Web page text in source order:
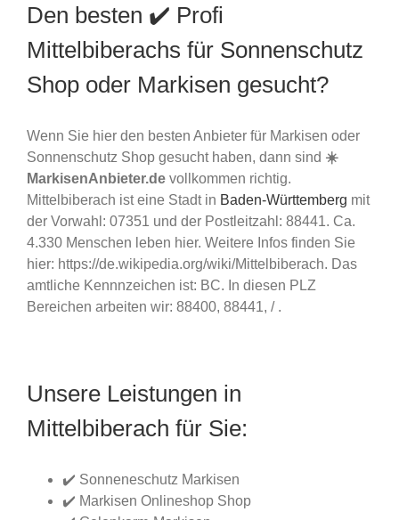
Den besten ✔️ Profi
Mittelbiberachs für Sonnenschutz
Shop oder Markisen gesucht?
Wenn Sie hier den besten Anbieter für Markisen oder
Sonnenschutz Shop gesucht haben, dann sind ☀️
MarkisenAnbieter.de vollkommen richtig.
Mittelbiberach ist eine Stadt in Baden-Württemberg mit
der Vorwahl: 07351 und der Postleitzahl: 88441. Ca.
4.330 Menschen leben hier. Weitere Infos finden Sie
hier: https://de.wikipedia.org/wiki/Mittelbiberach. Das
amtliche Kennnzeichen ist: BC. In diesen PLZ
Bereichen arbeiten wir: 88400, 88441, / .
Unsere Leistungen in
Mittelbiberach für Sie:
✔️ Sonneneschutz Markisen
✔️ Markisen Onlineshop Shop